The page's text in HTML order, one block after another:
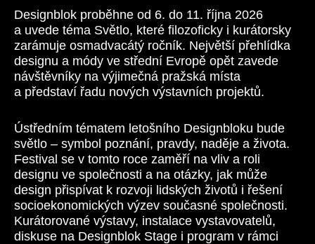
Designblok proběhne od 6. do 11. října 2026
a uvede téma Světlo, které filozoficky i kurátorsky
zarámuje osmadvacátý ročník. Největší přehlídka
designu a módy ve střední Evropě opět zavede
návštěvníky na výjimečná pražská místa
a představí řadu nových výstavních projektů.
Ústředním tématem letošního Designbloku bude
světlo – symbol poznání, pravdy, naděje a života.
Festival se v tomto roce zaměří na vliv a roli
designu ve společnosti a na otázky, jak může
design přispívat k rozvoji lidských životů i řešení
socioekonomických výzev současné společnosti.
Kurátorované výstavy, instalace vystavovatelů,
diskuse na Designblok Stage i program v rámci